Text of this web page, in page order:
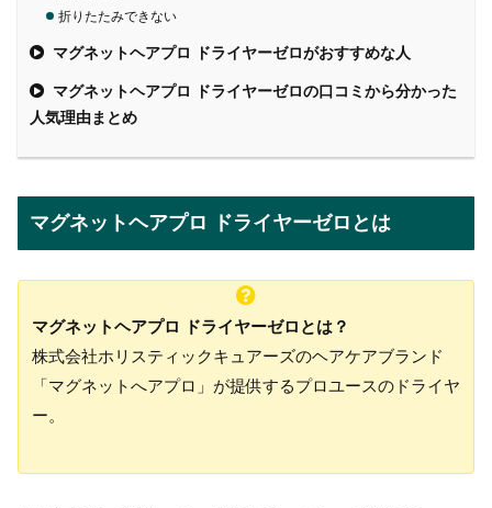
折りたたみできない
マグネットヘアプロ ドライヤーゼロがおすすめな人
マグネットヘアプロ ドライヤーゼロの口コミから分かった
人気理由まとめ
マグネットヘアプロ ドライヤーゼロとは
マグネットヘアプロ ドライヤーゼロとは？
株式会社ホリスティックキュアーズのヘアケアブランド
「マグネットへアプロ」が提供するプロユースのドライヤ
ー。